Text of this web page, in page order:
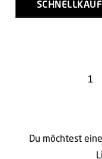
SCHNELLKAUF
1
Du möchtest